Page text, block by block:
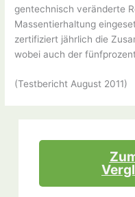
gentechnisch veränderte
Massentierhaltung
zertifiziert jährlich die
wobei auch der
(Testbericht August 2011)